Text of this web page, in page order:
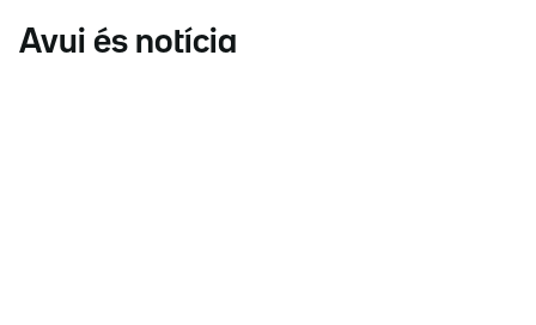
Avui és notícia